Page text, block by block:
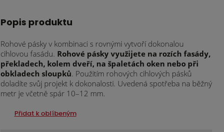
Popis produktu
Rohové pásky v kombinaci s rovnými vytvoří dokonalou
cihlovou fasádu. Rohové pásky využijete na rozích fasády,
překladech, kolem dveří, na špaletách oken nebo při
obkladech sloupků. Použitím rohových cihlových pásků
doladíte svůj projekt k dokonalosti. Uvedená spotřeba na běžný
metr je včetně spár 10–12 mm.
Přidat k oblíbeným